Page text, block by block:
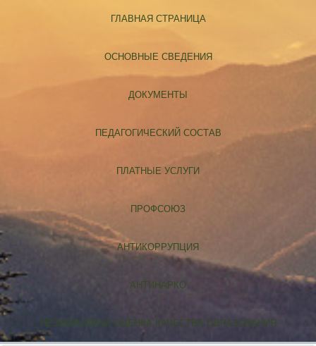
ГЛАВНАЯ СТРАНИЦА
ОСНОВНЫЕ СВЕДЕНИЯ
ДОКУМЕНТЫ
ПЕДАГОГИЧЕСКИЙ СОСТАВ
ПЛАТНЫЕ УСЛУГИ
ПРОФСОЮЗ
АНТИКОРРУПЦИЯ
АНТИНАРКО
НЕЗАВИСИМАЯ ОЦЕНКА КАЧЕСТВА ОБРАЗОВАНИЯ